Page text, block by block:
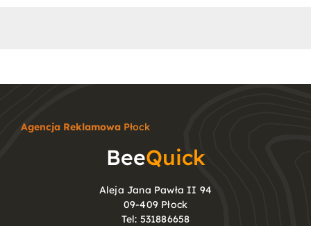
Agencja ReklamowaPłock
BeeQuick
Aleja Jana Pawła II 94
09-409 Płock
Tel: 531886658